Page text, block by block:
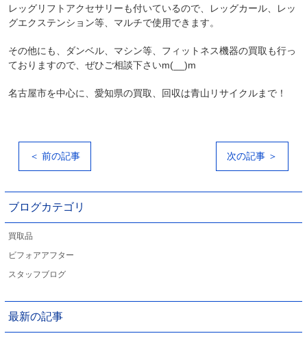
レッグリフトアクセサリーも付いているので、レッグカール、レッ
グエクステンション等、マルチで使用できます。
その他にも、ダンベル、マシン等、フィットネス機器の買取も行っ
ておりますので、ぜひご相談下さいm(__)m
名古屋市を中心に、愛知県の買取、回収は青山リサイクルまで！
＜ 前の記事 次の記事 ＞
ブログカテゴリ
買取品
ビフォアアフター
スタッフブログ
最新の記事